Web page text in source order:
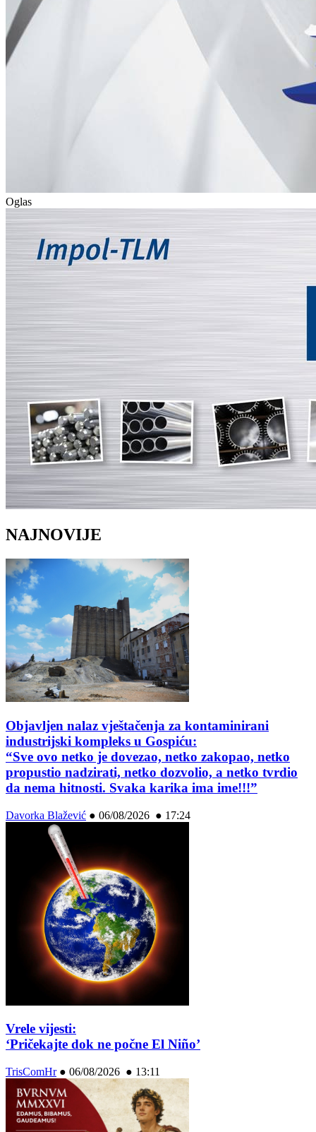
Oglas
NAJNOVIJE
Objavljen nalaz vještačenja za kontaminirani
industrijski kompleks u Gospiću:
“Sve ovo netko je dovezao, netko zakopao, netko
propustio nadzirati, netko dozvolio, a netko tvrdio
da nema hitnosti. Svaka karika ima ime!!!”
Davorka Blažević ● 06/08/2026 ● 17:24
Vrele vijesti:
‘Pričekajte dok ne počne El Niño’
TrisComHr● 06/08/2026 ● 13:11